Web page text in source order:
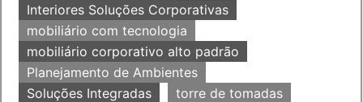
Interiores Soluções Corporativas
mobiliário com tecnologia
mobiliário corporativo alto padrão
Planejamento de Ambientes
Soluções Integradas
torre de tomadas